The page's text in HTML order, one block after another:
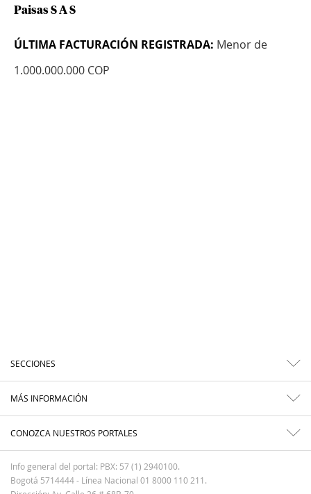
Paisas S A S
ÚLTIMA FACTURACIÓN REGISTRADA: Menor de
1.000.000.000 COP
SECCIONES
MÁS INFORMACIÓN
CONOZCA NUESTROS PORTALES
Info general del portal: PBX: 57 (1) 2940100.
Bogotá 5714444 - Línea Nacional 01 8000 110 211.